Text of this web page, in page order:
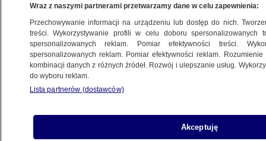
To fałsz
16.08.2022, 11:44
Udostępnij
Wraz z naszymi partnerami przetwarzamy dane w celu zapewnienia:
Przechowywanie informacji na urządzeniu lub dostęp do nich.
treści. Wykorzystywanie profili w celu doboru spersonalizowanych
spersonalizowanych reklam. Pomiar efektywności treści.
spersonalizowanych reklam. Pomiar efektywności reklam.
kombinacji danych z różnych źródeł. Rozwój i ulepszanie usług.
do wyboru reklam.
Lista partnerów (dostawców)
Akceptuję